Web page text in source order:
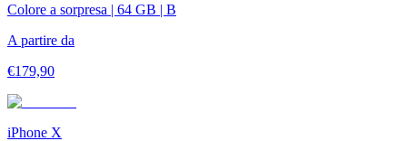
Colore a sorpresa | 64 GB | B
A partire da
€179,90
iPhone X